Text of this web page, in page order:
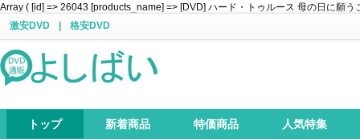
Array ( [id] => 26043 [products_name] => [DVD] ハード・トゥルース 母の日に願う
激安DVD
格安DVD
トップ 新着商品 特価商品 人気特集